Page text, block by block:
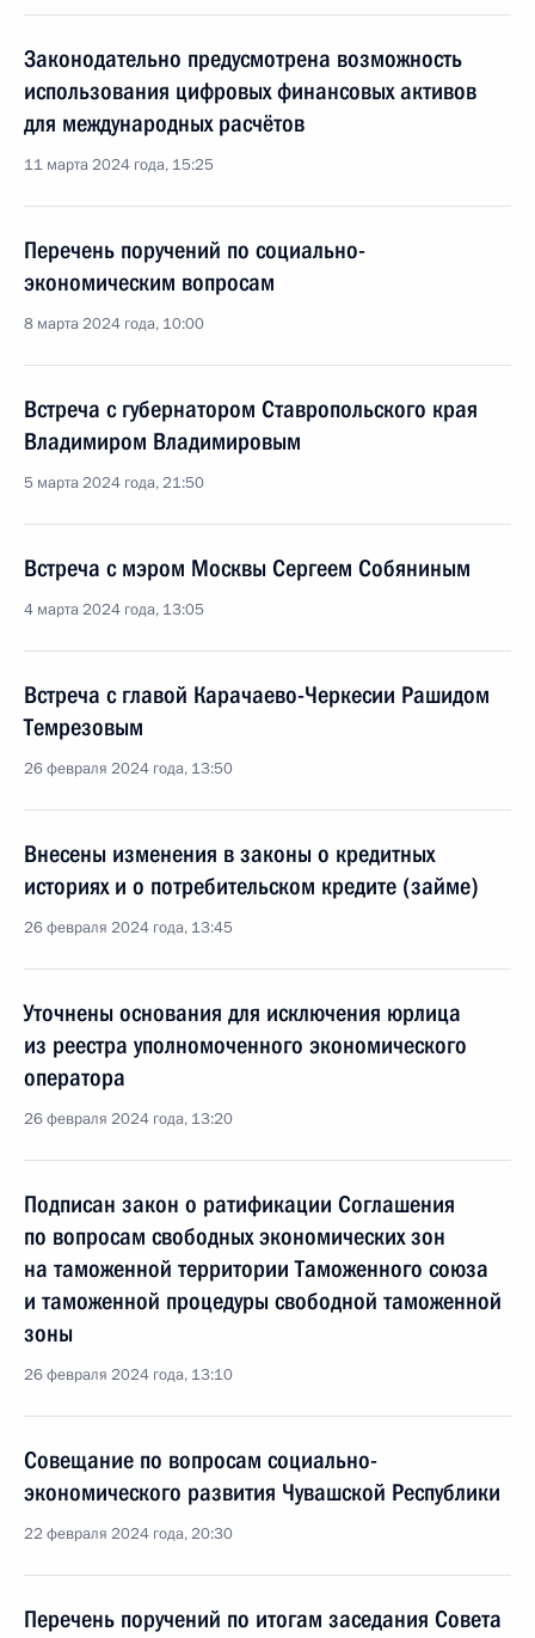
Законодательно предусмотрена возможность
использования цифровых финансовых активов
для международных расчётов
11 марта 2024 года, 15:25
Перечень поручений по социально-
экономическим вопросам
8 марта 2024 года, 10:00
Встреча с губернатором Ставропольского края
Владимиром Владимировым
5 марта 2024 года, 21:50
Встреча с мэром Москвы Сергеем Собяниным
4 марта 2024 года, 13:05
Встреча с главой Карачаево-Черкесии Рашидом
Темрезовым
26 февраля 2024 года, 13:50
Внесены изменения в законы о кредитных
историях и о потребительском кредите (займе)
26 февраля 2024 года, 13:45
Уточнены основания для исключения юрлица
из реестра уполномоченного экономического
оператора
26 февраля 2024 года, 13:20
Подписан закон о ратификации Соглашения
по вопросам свободных экономических зон
на таможенной территории Таможенного союза
и таможенной процедуры свободной таможенной
зоны
26 февраля 2024 года, 13:10
Совещание по вопросам социально-
экономического развития Чувашской Республики
22 февраля 2024 года, 20:30
Перечень поручений по итогам заседания Совета